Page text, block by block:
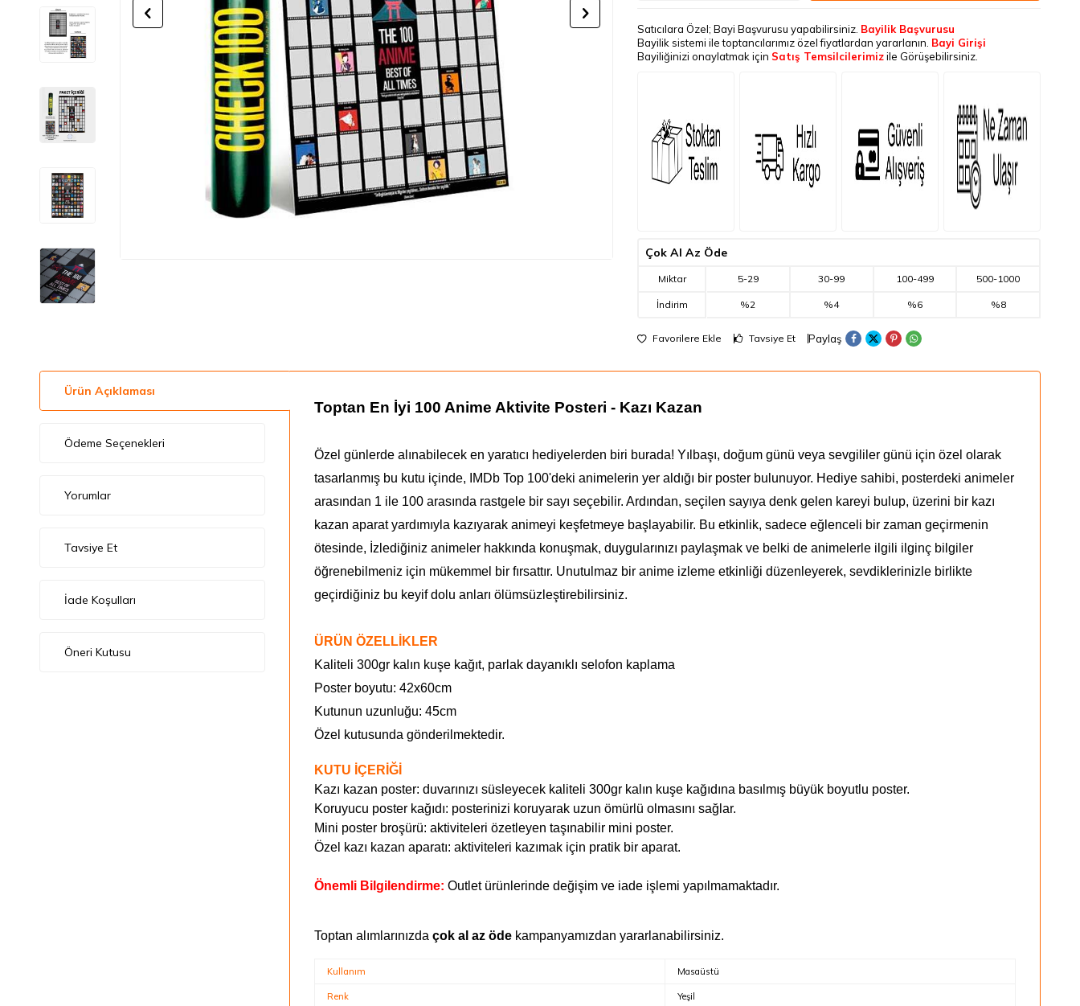
Satıcılara Özel; Bayi Başvurusu yapabilirsiniz. Bayilik Başvurusu
Bayilik sistemi ile toptancılarımız özel fiyatlardan yararlanın. Bayi Girişi
Bayiliğinizi onaylatmak için Satış Temsilcilerimizile Görüşebilirsiniz.
Çok Al Az Öde
Miktar
İndirim
5-29
%2
30-99
%4
100-499
%6
500-1000
%8
Favorilere Ekle Tavsiye Et Paylaş
Ürün Açıklaması
Ödeme Seçenekleri
Yorumlar
Tavsiye Et
İade Koşulları
Öneri Kutusu
Toptan En İyi 100 Anime Aktivite Posteri - Kazı Kazan
Özel günlerde alınabilecek en yaratıcı hediyelerden biri burada! Yılbaşı, doğum günü veya sevgililer günü için özel olarak
tasarlanmış bu kutu içinde, IMDb Top 100'deki animelerin yer aldığı bir poster bulunuyor. Hediye sahibi, posterdeki animeler
arasından 1 ile 100 arasında rastgele bir sayı seçebilir. Ardından, seçilen sayıya denk gelen kareyi bulup, üzerini bir kazı
kazan aparatyardımıyla kazıyarak animeyi keşfetmeye başlayabilir. Bu etkinlik, sadece eğlenceli bir zaman geçirmenin
ötesinde, İzlediğiniz animeler hakkında konuşmak, duygularınızı paylaşmak ve belki de animelerle ilgili ilginç bilgiler
öğrenebilmeniz için mükemmel bir fırsattır. Unutulmaz bir anime izleme etkinliği düzenleyerek, sevdiklerinizle birlikte
geçirdiğiniz bu keyif dolu anları ölümsüzleştirebilirsiniz.
ÜRÜN ÖZELLİKLER
Kaliteli 300gr kalın kuşe kağıt, parlak dayanıklı selofon kaplama
Poster boyutu: 42x60cm
Kutunun uzunluğu: 45cm
Özel kutusunda gönderilmektedir.
KUTU İÇERİĞİ
Kazı kazan poster: duvarınızı süsleyecek kaliteli 300gr kalın kuşe kağıdına basılmış büyük boyutlu poster.
Koruyucu poster kağıdı: posterinizi koruyarak uzun ömürlü olmasını sağlar.
Mini poster broşürü: aktiviteleri özetleyen taşınabilir mini poster.
Özel kazı kazan aparatı: aktiviteleri kazımak için pratik bir aparat.
Önemli Bilgilendirme: Outlet ürünlerinde değişim ve iade işlemi yapılmamaktadır.
Toptan alımlarınızdaçok al az öde kampanyamızdan yararlanabilirsiniz.
Kullanım Masaüstü
Renk Yeşil